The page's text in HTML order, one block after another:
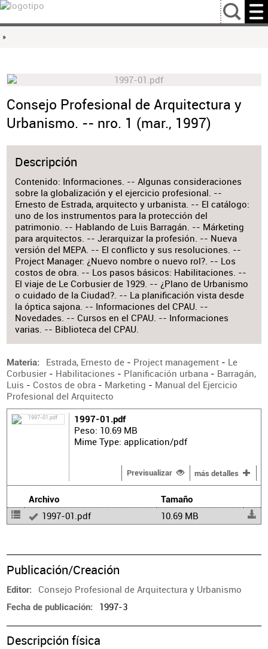
…
»
Consejo Profesional de Arquitectura y
Urbanismo. -- nro. 1 (mar., 1997)
Descripción
Contenido: Informaciones. -- Algunas consideraciones
sobre la globalización y el ejercicio profesional. --
Ernesto de Estrada, arquitecto y urbanista. -- El catálogo:
uno de los instrumentos para la protección del
patrimonio. -- Hablando de Luis Barragán. -- Márketing
para arquitectos. -- Jerarquizar la profesión. -- Nueva
versión del MEPA. -- El conflicto y sus resoluciones. --
Project Manager: ¿Nuevo nombre o nuevo rol?. -- Los
costos de obra. -- Los pasos básicos: Habilitaciones. --
El viaje de Le Corbusier de 1929. -- ¿Plano de Urbanismo
o cuidado de la Ciudad?. -- La planificación vista desde
la óptica sajona. -- Informaciones del CPAU. --
Novedades. -- Cursos en el CPAU. -- Informaciones
varias. -- Biblioteca del CPAU.
Materia Estrada, Ernesto de - Project management - Le
Corbusier- Habilitaciones - Planificación urbana- Barragán,
Luis - Costos de obra- Marketing - Manual del Ejercicio
Profesional del Arquitecto
1997-01.pdf
Peso: 10.69 MB
Mime Type: application/pdf
Previsualizar más detalles
Archivo Tamaño
1997-01.pdf 10.69 MB
Publicación/Creación
Editor Consejo Profesional de Arquitectura y Urbanismo
Fecha de publicación 1997-3
Descripción física